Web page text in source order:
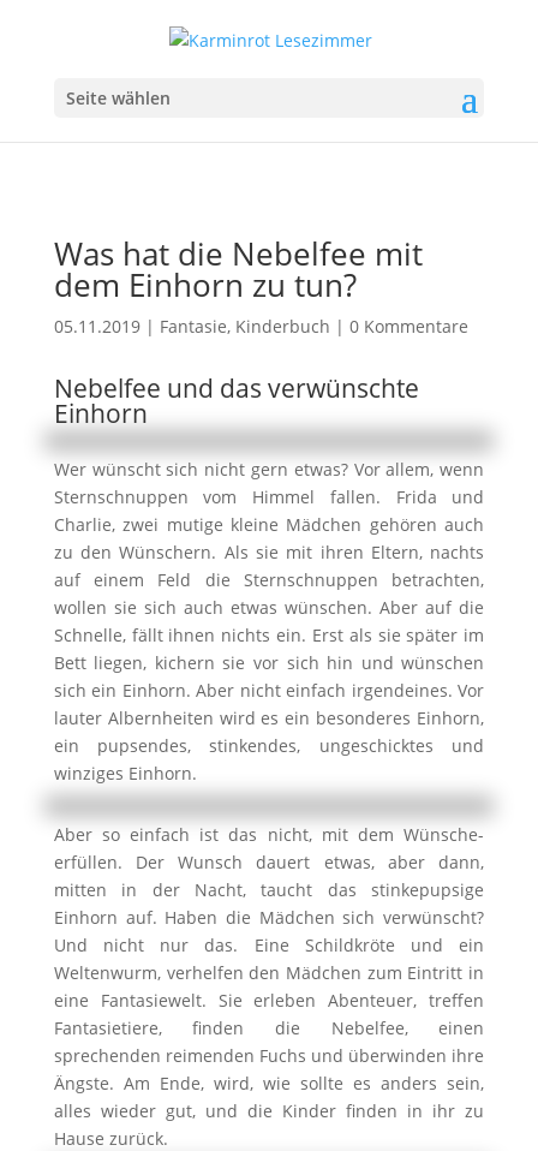
Seite wählen
Was hat die Nebelfee mit
dem Einhorn zu tun?
05.11.2019| Fantasie, Kinderbuch | 0 Kommentare
Nebelfee und das verwünschte
Einhorn
Wer wünscht sich nicht gern etwas? Vor allem, wenn
Sternschnuppen vom Himmel fallen. Frida und
Charlie, zwei mutige kleine Mädchen gehören auch
zu den Wünschern. Als sie mit ihren Eltern, nachts
auf einem Feld die Sternschnuppen betrachten,
wollen sie sich auch etwas wünschen. Aber auf die
Schnelle, fällt ihnen nichts ein. Erst als sie später im
Bett liegen, kichern sie vor sich hin und wünschen
sich ein Einhorn. Aber nicht einfach irgendeines. Vor
lauter Albernheiten wird es ein besonderes Einhorn,
ein pupsendes, stinkendes, ungeschicktes und
winziges Einhorn.
Aber so einfach ist das nicht, mit dem Wünsche-
erfüllen. Der Wunsch dauert etwas, aber dann,
mitten in der Nacht, taucht das stinkepupsige
Einhorn auf. Haben die Mädchen sich verwünscht?
Und nicht nur das. Eine Schildkröte und ein
Weltenwurm, verhelfen den Mädchen zum Eintritt in
eine Fantasiewelt. Sie erleben Abenteuer, treffen
Fantasietiere, finden die Nebelfee, einen
sprechenden reimenden Fuchs und überwinden ihre
Ängste. Am Ende, wird, wie sollte es anders sein,
alles wieder gut, und die Kinder finden in ihr zu
Hause zurück.